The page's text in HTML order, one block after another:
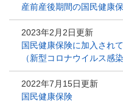
産前産後期間の国民健康
2023年2月2日更新
国民健康保険に加入され
（新型コロナウイルス感染
2022年7月15日更新
国民健康保険